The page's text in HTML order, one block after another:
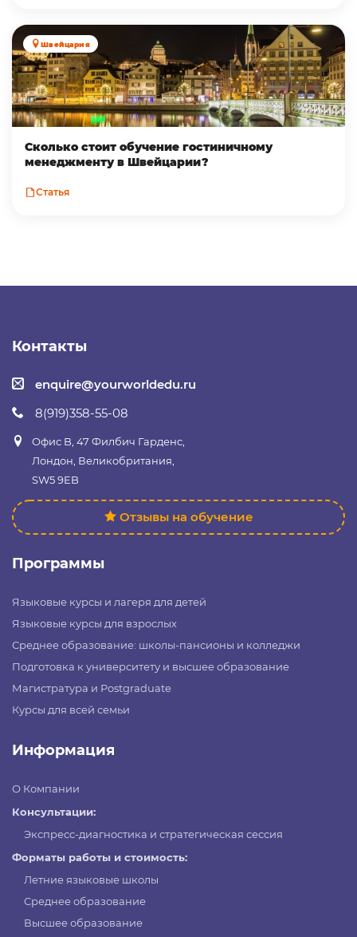
Швейцария
Сколько стоит обучение гостиничному
менеджменту в Швейцарии?
Статья
Контакты
enquire@yourworldedu.ru
8(919)358-55-08
Офис B, 47 Филбич Гарденс,
Лондон, Великобритания,
SW5 9EB
Отзывы на обучение
Программы
Языковые курсы и лагеря для детей
Языковые курсы для взрослых
Среднее образование: школы-пансионы и колледжи
Подготовка к университету и высшее образование
Магистратура и Postgraduate
Курсы для всей семьи
Информация
О Компании
Консультации:
Экспресс-диагностика и стратегическая сессия
Форматы работы и стоимость:
Летние языковые школы
Среднее образование
Высшее образование